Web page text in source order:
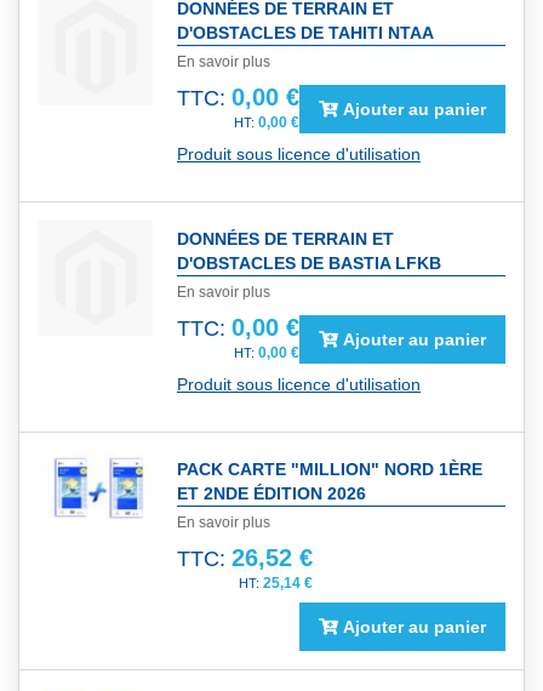
DONNÉES DE TERRAIN ET
D'OBSTACLES DE TAHITI NTAA
En savoir plus
TTC: 0,00 €
0,00 €
Ajouter au panier
Produit sous licence d'utilisation
DONNÉES DE TERRAIN ET
D'OBSTACLES DE BASTIA LFKB
En savoir plus
TTC: 0,00 €
0,00 €
Ajouter au panier
Produit sous licence d'utilisation
PACK CARTE "MILLION" NORD 1ÈRE
ET 2NDE ÉDITION 2026
En savoir plus
TTC: 26,52 €
25,14 €
Ajouter au panier